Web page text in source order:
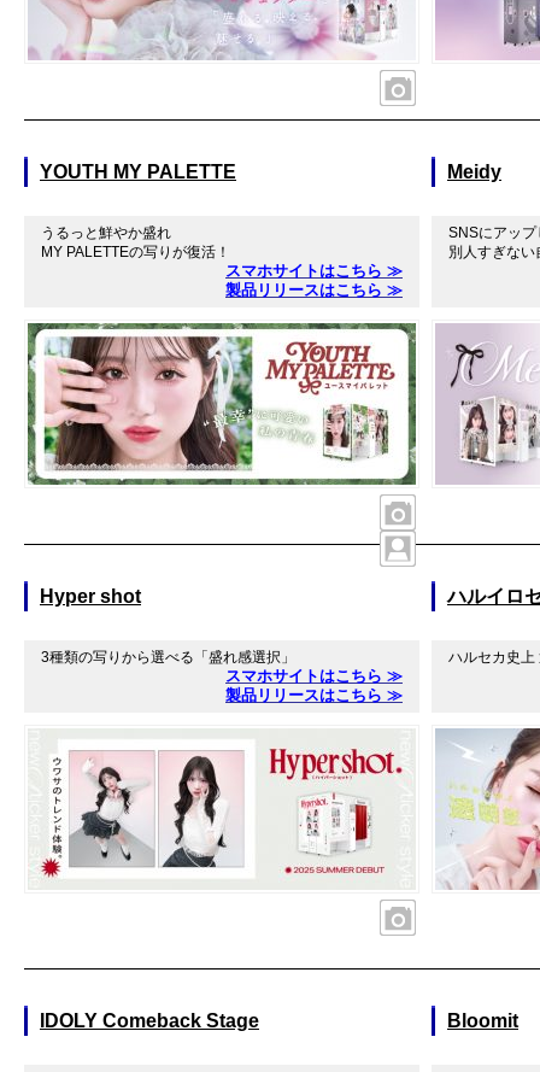
YOUTH MY PALETTE
うるっと鮮やか盛れ
MY PALETTEの写りが復活！
スマホサイトはこちら ≫
製品リリースはこちら ≫
Meidy
SNSにアッ
別人すぎな
Hyper shot
3種類の写りから選べる「盛れ感選択」
スマホサイトはこちら ≫
製品リリースはこちら ≫
ハルイロ
ハルセカ史上
IDOLY Comeback Stage Bloomit